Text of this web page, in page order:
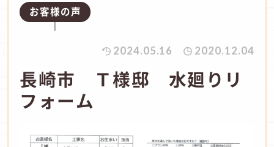
お客様の声
2024.05.16 2020.12.04
長崎市 Ｔ様邸 水廻りリ
フォーム